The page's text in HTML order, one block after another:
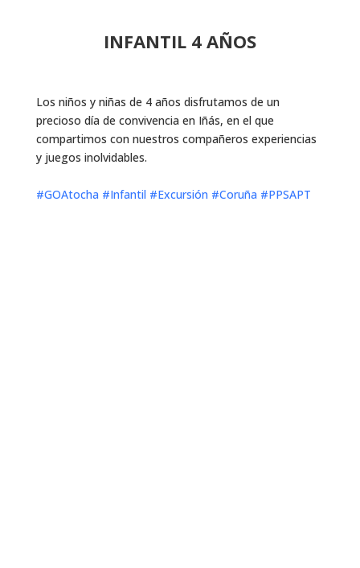
INFANTIL 4 AÑOS
Los niños y niñas de 4 años disfrutamos de un
precioso día de convivencia en Iñás, en el que
compartimos con nuestros compañeros experiencias
y juegos inolvidables.
#GOAtocha #Infantil #Excursión #Coruña #PPSAPT